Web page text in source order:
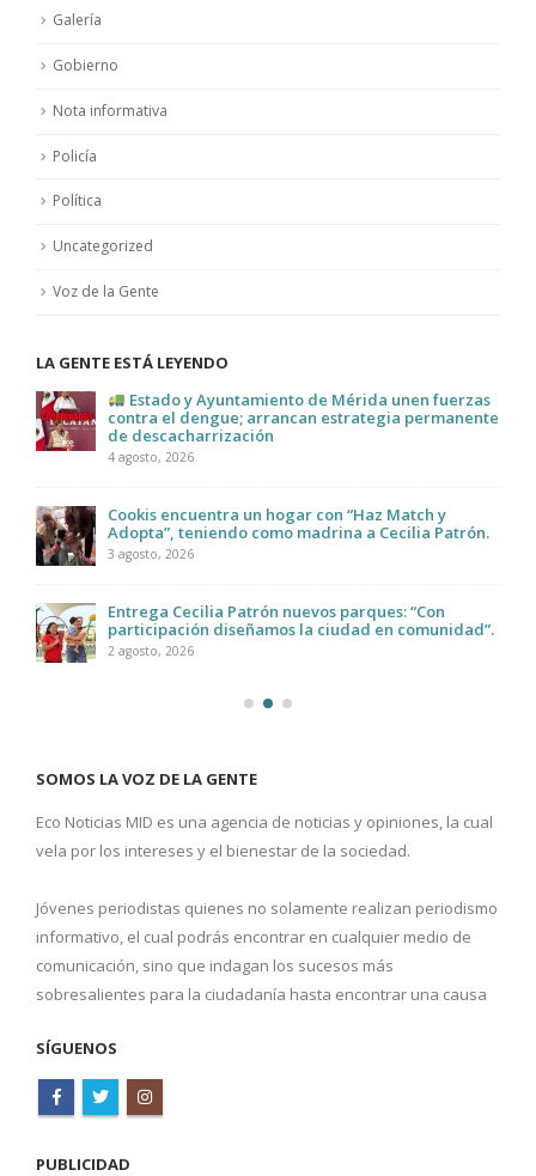
Galería
Gobierno
Nota informativa
Policía
Política
Uncategorized
Voz de la Gente
LA GENTE ESTÁ LEYENDO
Estado y Ayuntamiento de Mérida unen fuerzas
contra el dengue; arrancan estrategia permanente
de descacharrización
4 agosto, 2026
Cookis encuentra un hogar con “Haz Match y
Adopta”, teniendo como madrina a Cecilia Patrón.
3 agosto, 2026
Entrega Cecilia Patrón nuevos parques: “Con
participación diseñamos la ciudad en comunidad”.
2 agosto, 2026
SOMOS LA VOZ DE LA GENTE
Eco Noticias MID es una agencia de noticias y opiniones, la cual
vela por los intereses y el bienestar de la sociedad.
Jóvenes periodistas quienes no solamente realizan periodismo
informativo, el cual podrás encontrar en cualquier medio de
comunicación, sino que indagan los sucesos más
sobresalientes para la ciudadanía hasta encontrar una causa
SÍGUENOS
PUBLICIDAD